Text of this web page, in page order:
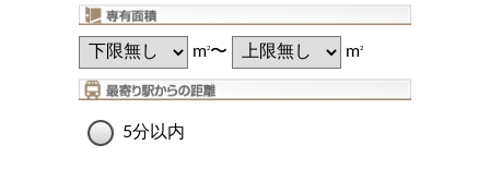
m2〜 m2
5分以内